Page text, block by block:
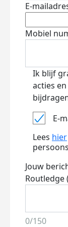
E-
Mobiel
Ik blijf
acties
E-
Lees hier
Jouw
Routledge
0/150